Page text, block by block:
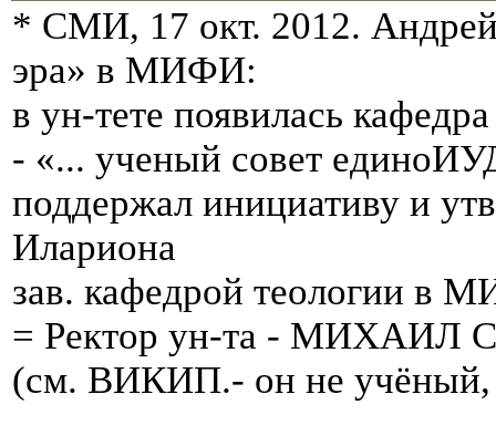
* СМИ, 17 окт. 2012.
эра» в МИФИ:
в ун-тете появилась
- «... ученый совет
поддержал инициативу и
Илариона
зав. кафедрой теологии в
= Ректор ун-та - МИХАИЛ
(см. ВИКИП.- он не